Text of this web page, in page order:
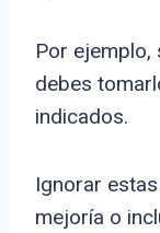
Por ejemplo,
debes
indicados.
Ignorar
mejoría o